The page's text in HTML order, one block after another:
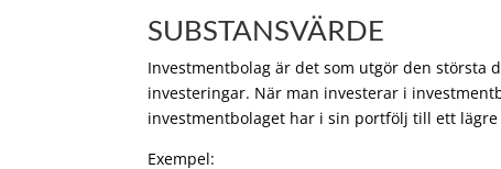
SUBSTANSVÄRDE
Investmentbolag är det som utgör den största
investeringar. När man investerar i
investmentbolaget har i sin portfölj till ett
Exempel: